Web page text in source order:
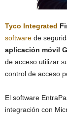
Tyco Integrated
software de
aplicación móvil
de acceso utilizar
control de acceso
El software
integración con